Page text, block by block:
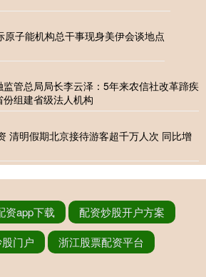
原子能机构总干事现身美伊会谈地点
监管总局局长李云泽：5年来农信社改革蹄疾
组建省级法人机构
清明假期北京接待游客超千万人次 同比增
资app下载
配资炒股开户方案
门户
浙江股票配资平台